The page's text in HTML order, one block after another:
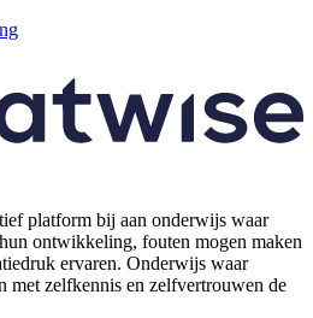
platform bij aan onderwijs waar
ontwikkeling, fouten mogen maken
ervaren. Onderwijs waar
met zelfkennis en zelfvertrouwen de